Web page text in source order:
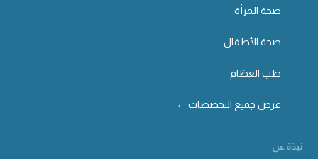
صحة المرأة
صحة الأطفال
طب العظام
عرض جميع التخصصات ←
نبذة عن